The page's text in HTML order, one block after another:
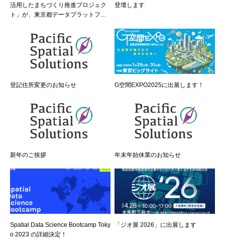
活用したまちづくり推進プロジェク
ト」が、東京都データプラットフォ
ディ事業に採択
登壇します
登記住所変更のお知らせ G空間EXPO2025に出展します！
新年のご挨拶 年末年始休業のお知らせ
Spatial Data Science Bootcamp Toky
o 2023 の詳細決定！
「ジオ展 2026」に出展します